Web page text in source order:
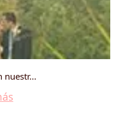
nuestr...